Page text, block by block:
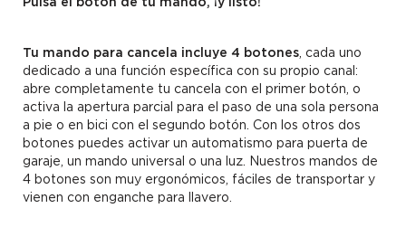
Tu mando para cancela incluye 4 botones , cada uno
dedicado a una función específica con su propio canal:
abre completamente tu cancela con el primer botón, o
activa la apertura parcial para el paso de una sola persona
a pie o en bici con el segundo botón. Con los otros dos
botones puedes activar un automatismo para puerta de
garaje, un mando universal o una luz. Nuestros mandos de
4 botones son muy ergonómicos, fáciles de transportar y
vienen con enganche para llavero.